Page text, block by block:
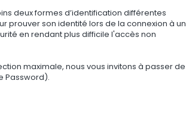
deux formes d’identification différentes
prouver son identité lors de la connexion à un
en rendant plus difficile l'accès non
maximale, nous vous invitons à passer de
Password).